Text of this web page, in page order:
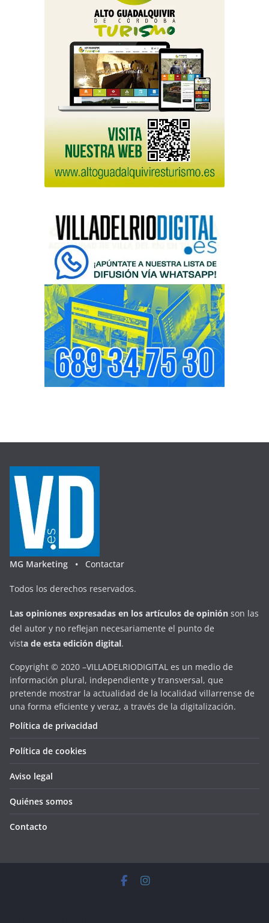
MG Marketing • Contactar
Todos los derechos reservados.
Las opiniones expresadas en los artículos de opinión son las
del autor y no reflejan necesariamente el punto de
vista de esta edición digital.
Copyright © 2020 –VILLADELRIODIGITAL es un medio de
información plural, independiente y transversal, que
pretende mostrar la actualidad de la localidad villarrense de
una forma eficiente y veraz, a través de la digitalización.
Política de privacidad
Política de cookies
Aviso legal
Quiénes somos
Contacto